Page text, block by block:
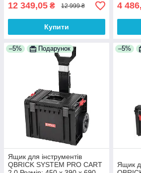
12 349,05 ₴ 12 999 ₴
Купити
4
–5% Подарунок
Ящик для інструментів
QBRICK SYSTEM PRO CART
–5%
Ящик